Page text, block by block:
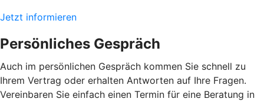
Jetzt informieren
Persönliches Gespräch
Auch im persönlichen Gespräch kommen Sie schnell zu
Ihrem Vertrag oder erhalten Antworten auf Ihre Fragen.
Vereinbaren Sie einfach einen Termin für eine Beratung in